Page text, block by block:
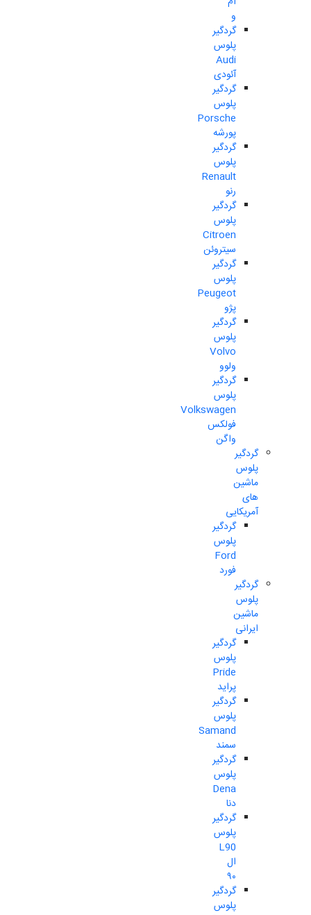
و
گردگیر
پلوس
Audi
آئودی
گردگیر
پلوس
Porsche
پورشه
گردگیر
پلوس
Renault
رنو
گردگیر
پلوس
Citroen
سیتروئن
گردگیر
پلوس
Peugeot
پژو
گردگیر
پلوس
Volvo
ولوو
گردگیر
پلوس
Volkswagen
فولکس
واگن
گردگیر
پلوس
ماشین
های
آمریکایی
گردگیر
پلوس
Ford
فورد
گردگیر
پلوس
ماشین
ایرانی
گردگیر
پلوس
Pride
پراید
گردگیر
پلوس
Samand
سمند
گردگیر
پلوس
Dena
دنا
گردگیر
پلوس
L90
ال
۹۰
گردگیر
پلوس